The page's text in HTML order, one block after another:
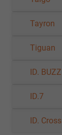
Tayron
Tiguan
ID. BUZZ
ID.7
ID. Cross